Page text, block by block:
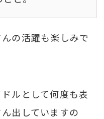
の活躍も楽しみで
ルとして何度も表
出していますの